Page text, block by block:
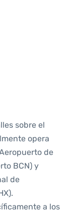
sobre el
opera
de
BCN) y
de
a los